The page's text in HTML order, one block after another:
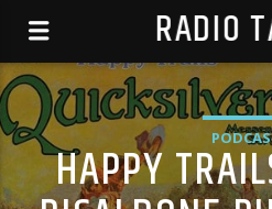
RADIO
HAPPY